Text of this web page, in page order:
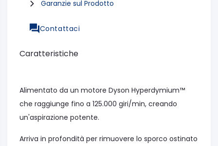
Garanzie sul Prodotto
Contattaci
Caratteristiche
Alimentato da un motore Dyson Hyperdymium™
che raggiunge fino a 125.000 giri/min, creando
un'aspirazione potente.
Arriva in profondità per rimuovere lo sporco ostinato